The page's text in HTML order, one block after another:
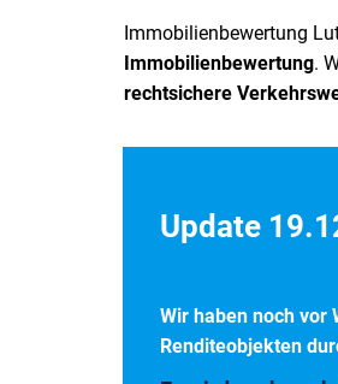
Immobilienbewertung
Immobilienbewertung.
rechtsichere
Update
Wir haben noch vor
Renditeobjekten